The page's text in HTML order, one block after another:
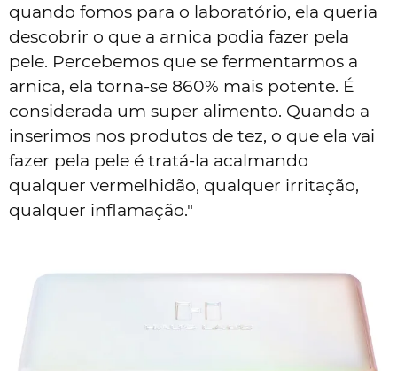
quando fomos para o laboratório, ela queria
descobrir o que a arnica podia fazer pela
pele. Percebemos que se fermentarmos a
arnica, ela torna-se 860% mais potente. É
considerada um super alimento. Quando a
inserimos nos produtos de tez, o que ela vai
fazer pela pele é tratá-la acalmando
qualquer vermelhidão, qualquer irritação,
qualquer inflamação."